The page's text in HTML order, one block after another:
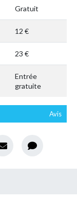
Gratuit
12 €
23 €
Entrée
gratuite
Avis